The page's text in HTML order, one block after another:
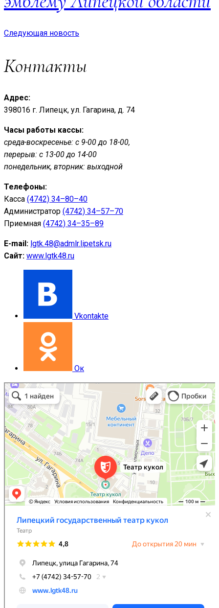
Следующая новость
Контакты
Адрес:
398016 г. Липецк, ул. Гагарина, д. 74
Часы работы кассы:
среда-воскресенье: с 9-00 до 18-00,
перерыв: с 13-00 до 14-00
понедельник, вторник: выходной
Телефоны:
Касса (4742) 34–80–40
Администратор (4742) 34–57–70
Приемная (4742) 34–35–89
E-mail: lgtk.48@admlr.lipetsk.ru
Сайт: www.lgtk48.ru
Vkontakte
Ок